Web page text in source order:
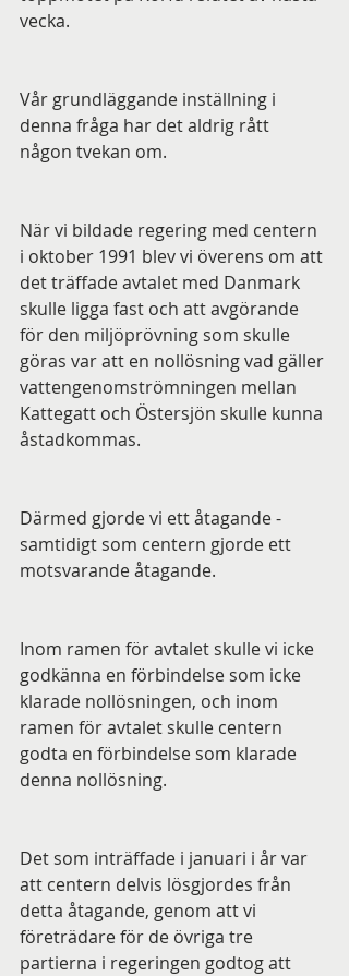
vecka.
Vår grundläggande inställning i
denna fråga har det aldrig rått
någon tvekan om.
När vi bildade regering med centern
i oktober 1991 blev vi överens om att
det träffade avtalet med Danmark
skulle ligga fast och att avgörande
för den miljöprövning som skulle
göras var att en nollösning vad gäller
vattengenomströmningen mellan
Kattegatt och Östersjön skulle kunna
åstadkommas.
Därmed gjorde vi ett åtagande -
samtidigt som centern gjorde ett
motsvarande åtagande.
Inom ramen för avtalet skulle vi icke
godkänna en förbindelse som icke
klarade nollösningen, och inom
ramen för avtalet skulle centern
godta en förbindelse som klarade
denna nollösning.
Det som inträffade i januari i år var
att centern delvis lösgjordes från
detta åtagande, genom att vi
företrädare för de övriga tre
partierna i regeringen godtog att